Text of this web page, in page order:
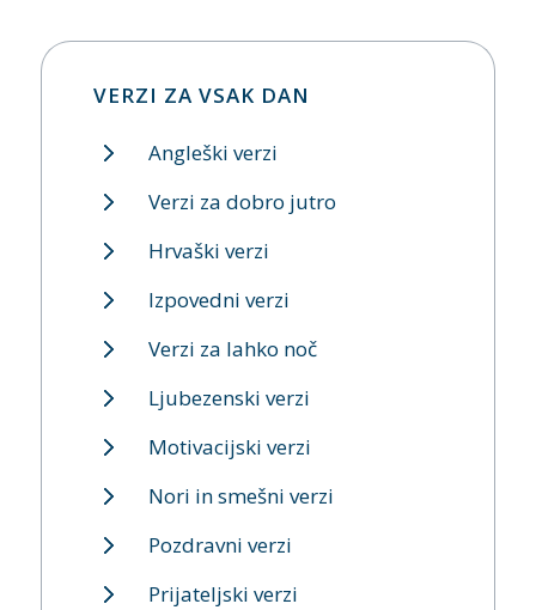
VERZI ZA VSAK DAN
Angleški verzi
Verzi za dobro jutro
Hrvaški verzi
Izpovedni verzi
Verzi za lahko noč
Ljubezenski verzi
Motivacijski verzi
Nori in smešni verzi
Pozdravni verzi
Prijateljski verzi